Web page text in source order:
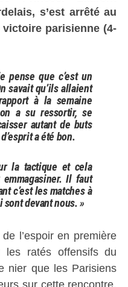
s’est arrêté au
parisienne (4-
pense que c’est un
savait qu’ils allaient
à la semaine
a su ressortir, se
autant de buts
a été bon.
la tactique et cela
Il faut
c’est les matches à
sont devant nous. »
l’espoir en première
ratés offensifs du
nier que les Parisiens
sur cette rencontre.